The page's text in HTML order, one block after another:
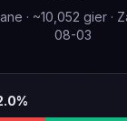
· ~10,052 gier·
08-03
%